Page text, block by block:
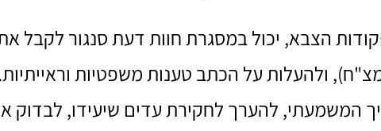
הצבא, יכול במסגרת חוות דעת סנגור לקבל
ולהעלות על הכתב טענות משפטיות
המשמעתי, להערך לחקירת עדים שיעידו,